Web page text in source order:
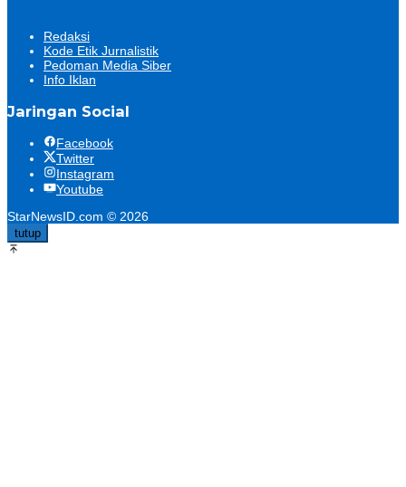
Redaksi
Kode Etik Jurnalistik
Pedoman Media Siber
Info Iklan
Jaringan Social
Facebook
Twitter
Instagram
Youtube
StarNewsID.com © 2026
tutup